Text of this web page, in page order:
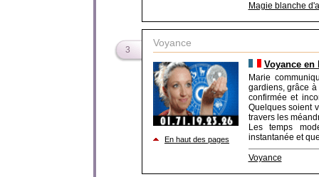
Magie blanche
3
Voyance
En haut des pages
Voyance en
Marie
gardiens, grâce
confirmée et
Quelques soient
travers les
Les temps
instantanée et
Voyance